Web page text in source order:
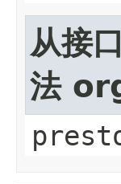
从接
法